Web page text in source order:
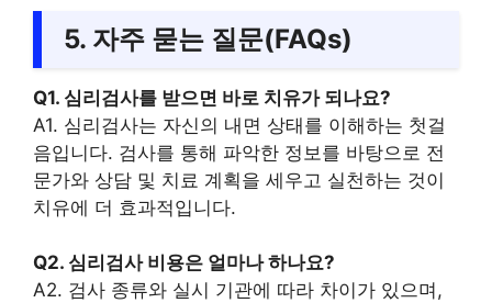
5. 자주 묻는 질문(FAQs)
Q1. 심리검사를 받으면 바로 치유가 되나요?
A1. 심리검사는 자신의 내면 상태를 이해하는 첫걸
음입니다. 검사를 통해 파악한 정보를 바탕으로 전
문가와 상담 및 치료 계획을 세우고 실천하는 것이
치유에 더 효과적입니다.
Q2. 심리검사 비용은 얼마나 하나요?
A2. 검사 종류와 실시 기관에 따라 차이가 있으며,